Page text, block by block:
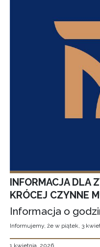
INFORMACJA DLA
KRÓCEJ CZYNNE
Informacja o
Informujemy, że w piątek, 3
1 kwietnia, 2026